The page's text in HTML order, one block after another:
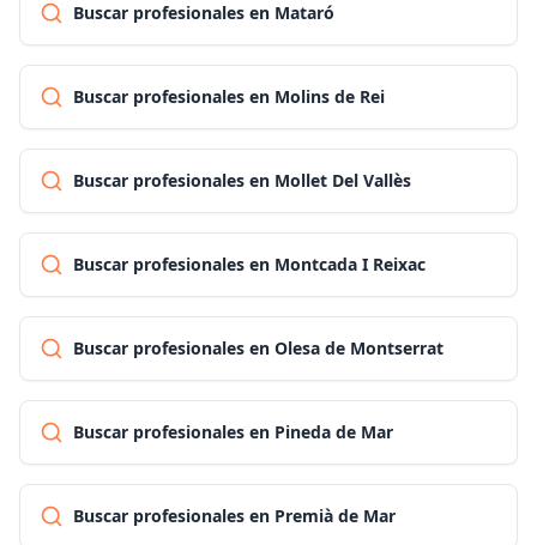
Buscar profesionales en Mataró
Buscar profesionales en Molins de Rei
Buscar profesionales en Mollet Del Vallès
Buscar profesionales en Montcada I Reixac
Buscar profesionales en Olesa de Montserrat
Buscar profesionales en Pineda de Mar
Buscar profesionales en Premià de Mar